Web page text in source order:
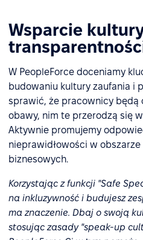
Wsparcie
W PeopleForce doceniamy
budowaniu kultury zaufania i
sprawić, że pracownicy będą
obawy, nim te przerodzą się
Aktywnie promujemy
nieprawidłowości w obszarze
biznesowych.
Korzystając z funkcji "Safe
na inkluzywność i budujesz
ma znaczenie. Dbaj o swoją
stosując zasady "speak-up